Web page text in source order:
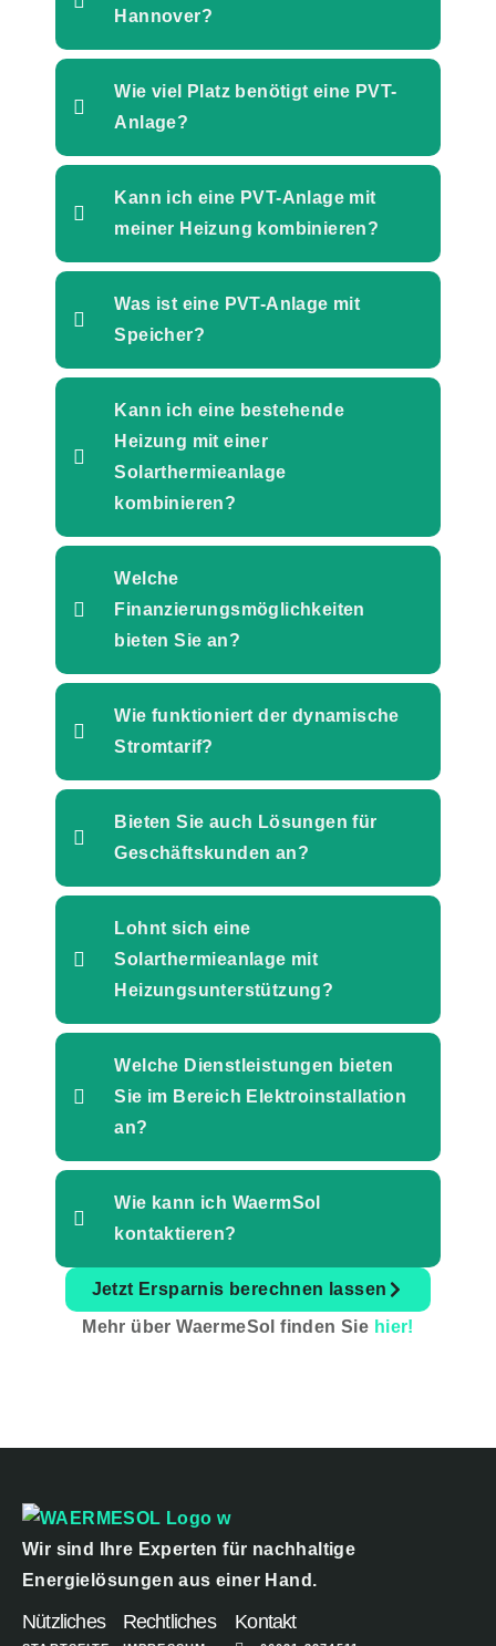
Hannover?
Wie viel Platz benötigt eine PVT-
Anlage?
Kann ich eine PVT-Anlage mit
meiner Heizung kombinieren?
Was ist eine PVT-Anlage mit
Speicher?
Kann ich eine bestehende
Heizung mit einer
Solarthermieanlage
kombinieren?
Welche
Finanzierungsmöglichkeiten
bieten Sie an?
Wie funktioniert der dynamische
Stromtarif?
Bieten Sie auch Lösungen für
Geschäftskunden an?
Lohnt sich eine
Solarthermieanlage mit
Heizungsunterstützung?
Welche Dienstleistungen bieten
Sie im Bereich Elektroinstallation
an?
Wie kann ich WaermSol
kontaktieren?
Jetzt Ersparnis berechnen lassen
Mehr über WaermeSol finden Sie hier!
Wir sind Ihre Experten für nachhaltige
Energielösungen aus einer Hand.
Nützliches Rechtliches Kontakt